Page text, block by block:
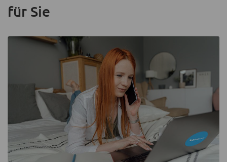
für Sie